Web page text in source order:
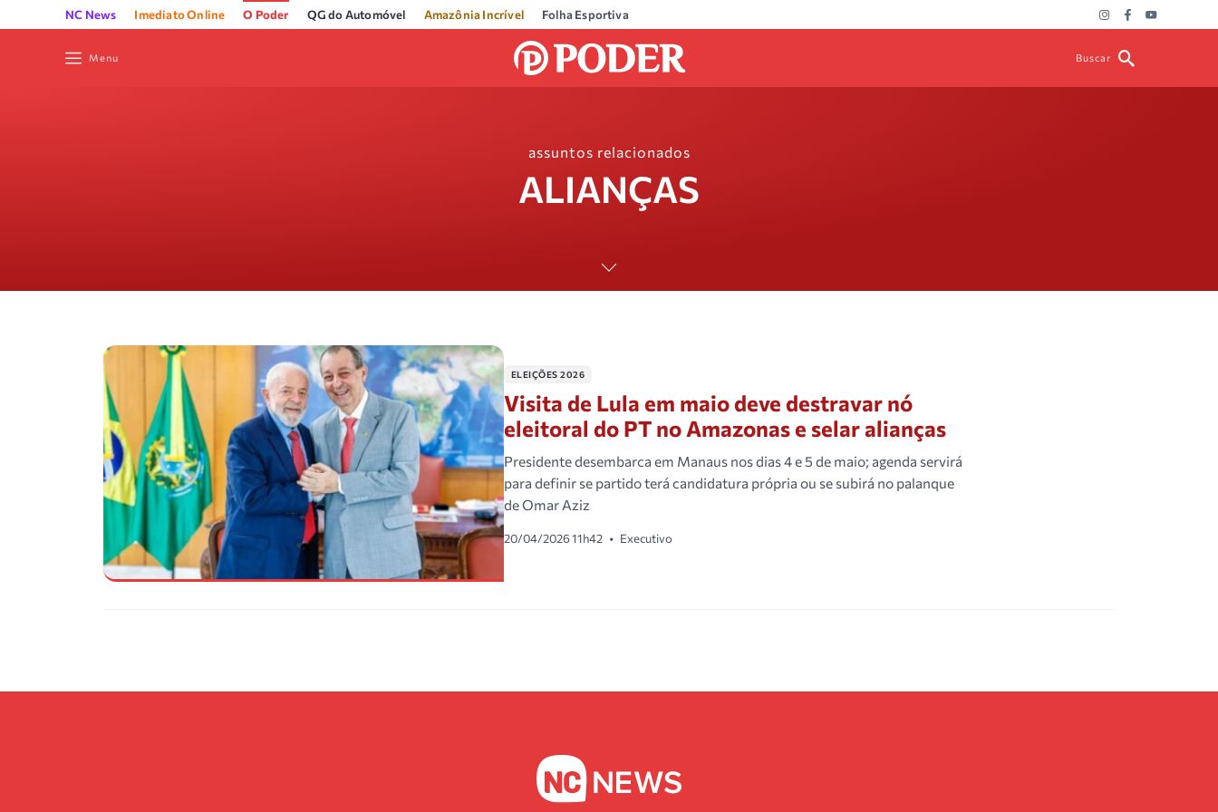
NC News Imediato Online O Poder QG do Automóvel Amazônia Incrível Folha Esportiva
Menu Buscar
assuntos relacionados
ALIANÇAS
ELEIÇÕES 2026
Visita de Lula em maio deve destravar nó
eleitoral do PT no Amazonas e selar alianças
Presidente desembarca em Manaus nos dias 4 e 5 de maio; agenda servirá
para definir se partido terá candidatura própria ou se subirá no palanque
de Omar Aziz
20/04/2026 11h42 • Executivo